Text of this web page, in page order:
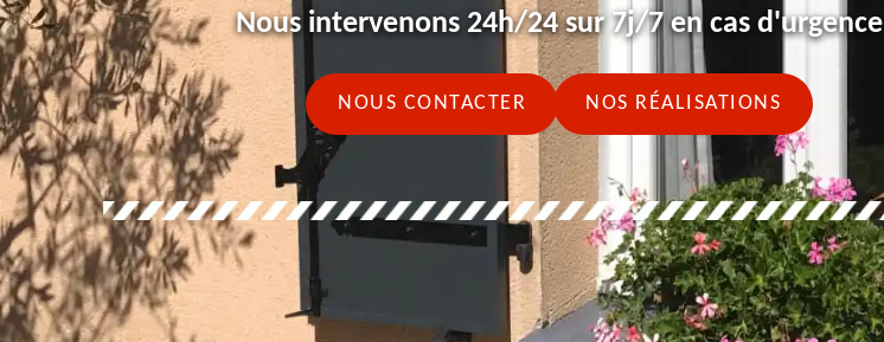
Nous intervenons 24h/24 sur 7j/7 en cas d'urgence
NOUS CONTACTER NOS RÉALISATIONS